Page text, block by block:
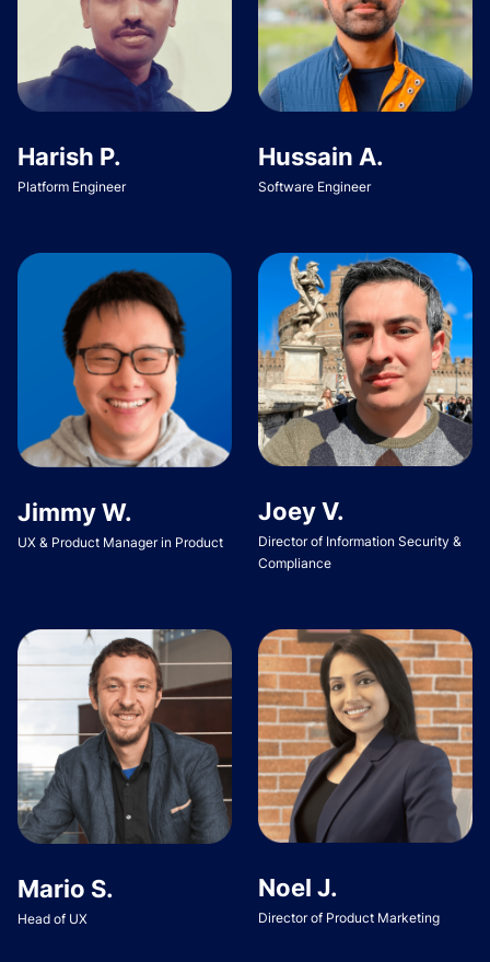
Harish P.
Platform Engineer
Hussain A.
Software Engineer
Jimmy W.
UX & Product Manager in Product
Joey V.
Director of Information Security &
Compliance
Mario S.
Head of UX
Noel J.
Director of Product Marketing